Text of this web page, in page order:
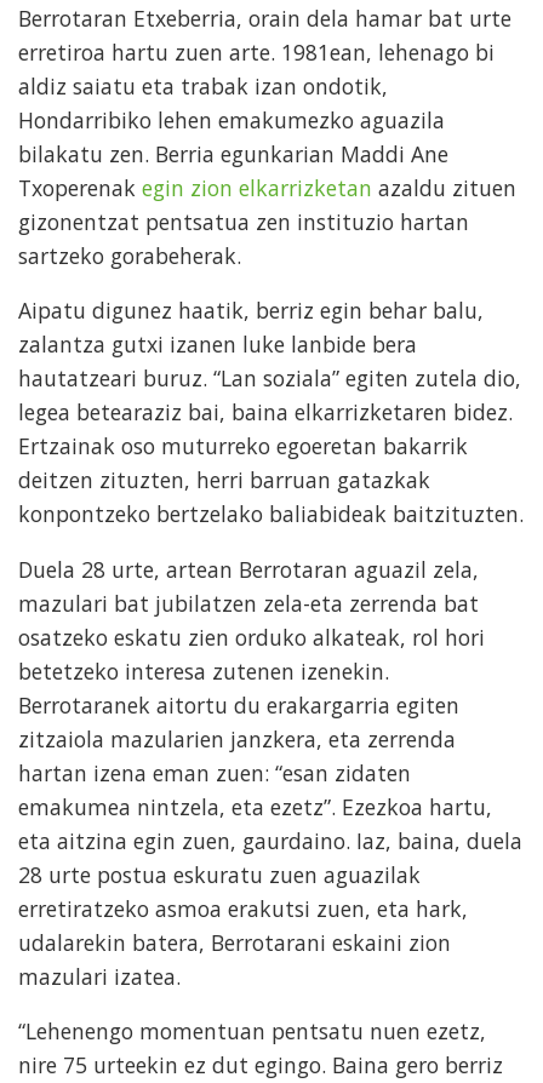
Berrotaran Etxeberria, orain dela hamar bat urte
erretiroa hartu zuen arte. 1981ean, lehenago bi
aldiz saiatu eta trabak izan ondotik,
Hondarribiko lehen emakumezko aguazila
bilakatu zen. Berria egunkarian Maddi Ane
Txoperenak egin zion elkarrizketan azaldu zituen
gizonentzat pentsatua zen instituzio hartan
sartzeko gorabeherak.
Aipatu digunez haatik, berriz egin behar balu,
zalantza gutxi izanen luke lanbide bera
hautatzeari buruz. “Lan soziala” egiten zutela dio,
legea betearaziz bai, baina elkarrizketaren bidez.
Ertzainak oso muturreko egoeretan bakarrik
deitzen zituzten, herri barruan gatazkak
konpontzeko bertzelako baliabideak baitzituzten.
Duela 28 urte, artean Berrotaran aguazil zela,
mazulari bat jubilatzen zela-eta zerrenda bat
osatzeko eskatu zien orduko alkateak, rol hori
betetzeko interesa zutenen izenekin.
Berrotaranek aitortu du erakargarria egiten
zitzaiola mazularien janzkera, eta zerrenda
hartan izena eman zuen: “esan zidaten
emakumea nintzela, eta ezetz”. Ezezkoa hartu,
eta aitzina egin zuen, gaurdaino. Iaz, baina, duela
28 urte postua eskuratu zuen aguazilak
erretiratzeko asmoa erakutsi zuen, eta hark,
udalarekin batera, Berrotarani eskaini zion
mazulari izatea.
“Lehenengo momentuan pentsatu nuen ezetz,
nire 75 urteekin ez dut egingo. Baina gero berriz